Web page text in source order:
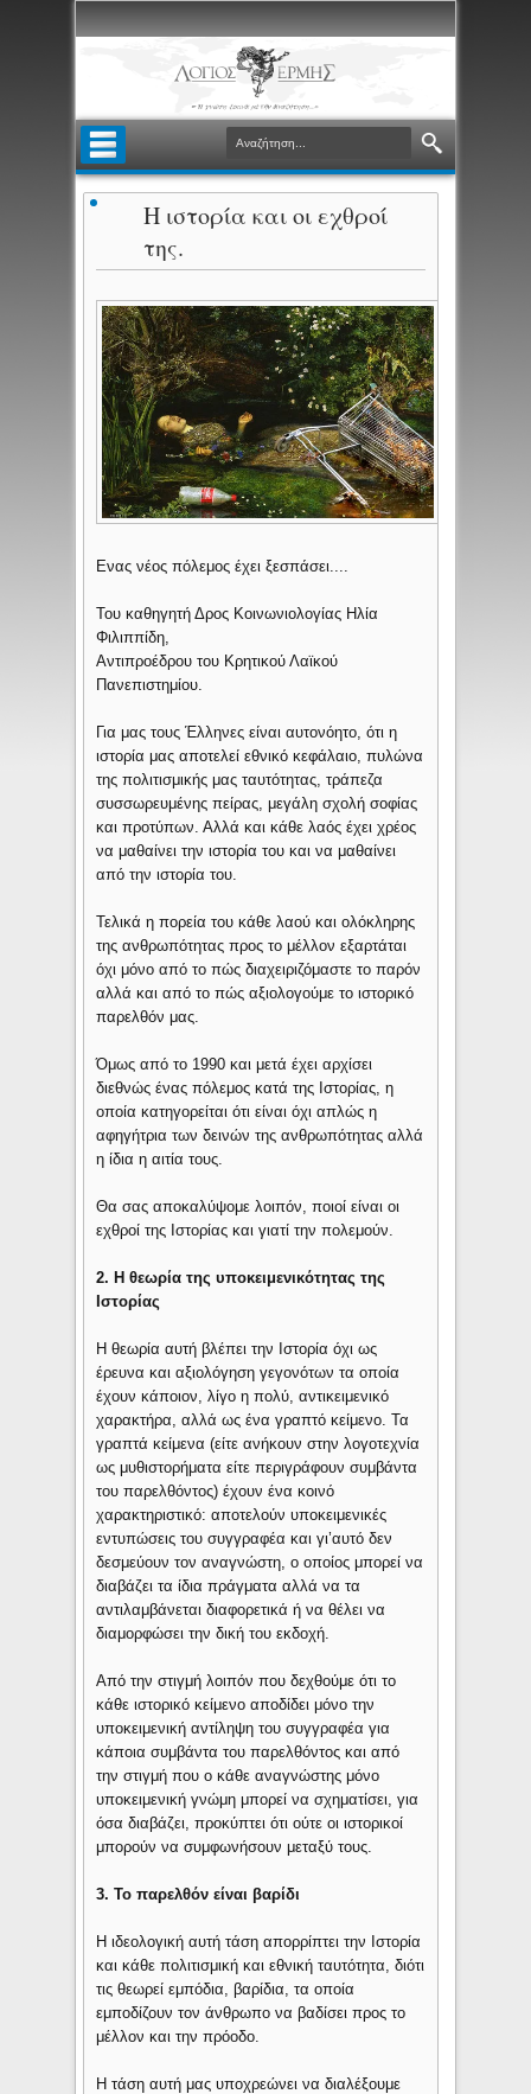
Η ιστορία και οι εχθροί
της.
Ενας νέος πόλεμος έχει ξεσπάσει....
Του καθηγητή Δρος Κοινωνιολογίας Ηλία
Φιλιππίδη,
Αντιπροέδρου του Κρητικού Λαϊκού
Πανεπιστημίου.
Για μας τους Έλληνες είναι αυτονόητο, ότι η
ιστορία μας αποτελεί εθνικό κεφάλαιο, πυλώνα
της πολιτισμικής μας ταυτότητας, τράπεζα
συσσωρευμένης πείρας, μεγάλη σχολή σοφίας
και προτύπων. Αλλά και κάθε λαός έχει χρέος
να μαθαίνει την ιστορία του και να μαθαίνει
από την ιστορία του.
Τελικά η πορεία του κάθε λαού και ολόκληρης
της ανθρωπότητας προς το μέλλον εξαρτάται
όχι μόνο από το πώς διαχειριζόμαστε το παρόν
αλλά και από το πώς αξιολογούμε το ιστορικό
παρελθόν μας.
Όμως από το 1990 και μετά έχει αρχίσει
διεθνώς ένας πόλεμος κατά της Ιστορίας, η
οποία κατηγορείται ότι είναι όχι απλώς η
αφηγήτρια των δεινών της ανθρωπότητας αλλά
η ίδια η αιτία τους.
Θα σας αποκαλύψομε λοιπόν, ποιοί είναι οι
εχθροί της Ιστορίας και γιατί την πολεμούν.
2. Η θεωρία της υποκειμενικότητας της
Ιστορίας
Η θεωρία αυτή βλέπει την Ιστορία όχι ως
έρευνα και αξιολόγηση γεγονότων τα οποία
έχουν κάποιον, λίγο η πολύ, αντικειμενικό
χαρακτήρα, αλλά ως ένα γραπτό κείμενο. Τα
γραπτά κείμενα (είτε ανήκουν στην λογοτεχνία
ως μυθιστορήματα είτε περιγράφουν συμβάντα
του παρελθόντος) έχουν ένα κοινό
χαρακτηριστικό: αποτελούν υποκειμενικές
εντυπώσεις του συγγραφέα και γι’αυτό δεν
δεσμεύουν τον αναγνώστη, ο οποίος μπορεί να
διαβάζει τα ίδια πράγματα αλλά να τα
αντιλαμβάνεται διαφορετικά ή να θέλει να
διαμορφώσει την δική του εκδοχή.
Από την στιγμή λοιπόν που δεχθούμε ότι το
κάθε ιστορικό κείμενο αποδίδει μόνο την
υποκειμενική αντίληψη του συγγραφέα για
κάποια συμβάντα του παρελθόντος και από
την στιγμή που ο κάθε αναγνώστης μόνο
υποκειμενική γνώμη μπορεί να σχηματίσει, για
όσα διαβάζει, προκύπτει ότι ούτε οι ιστορικοί
μπορούν να συμφωνήσουν μεταξύ τους.
3. Το παρελθόν είναι βαρίδι
Η ιδεολογική αυτή τάση απορρίπτει την Ιστορία
και κάθε πολιτισμική και εθνική ταυτότητα, διότι
τις θεωρεί εμπόδια, βαρίδια, τα οποία
εμποδίζουν τον άνθρωπο να βαδίσει προς το
μέλλον και την πρόοδο.
Η τάση αυτή μας υποχρεώνει να διαλέξουμε